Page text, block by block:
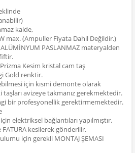
kaide,
max. (Ampuller Fiyata Dahil Değildir.)
PASLANMAZ materyalden
Kesim kristal cam taş
Gold renktir.
için kısmi demonte olarak
avizeye takmanız gerekmektedir.
bir profesyonellik gerektirmemektedir.
elektriksel bağlantıları yapılmıştır.
FATURA kesilerek gönderilir.
için gerekli MONTAJ ŞEMASI